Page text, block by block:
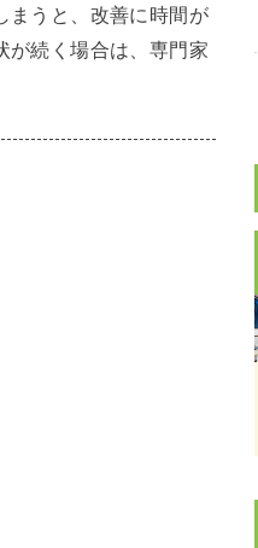
まうと、改善に時間が
が続く場合は、専門家